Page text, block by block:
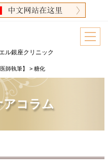
ル銀座クリニック
師執筆】 >糖化
アコラム